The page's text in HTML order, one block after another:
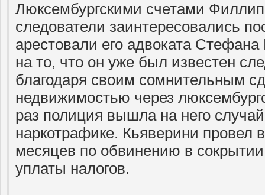
Люксембургскими счетами
следователи заинтересовались
арестовали его адвоката
на то, что он уже был известен
благодаря своим сомнительным
недвижимостью через
раз полиция вышла на него
наркотрафике. Кьяверини провел
месяцев по обвинению в
уплаты налогов.